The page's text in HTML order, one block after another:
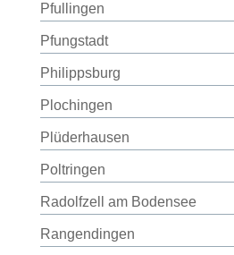
Pfullingen
Pfungstadt
Philippsburg
Plochingen
Plüderhausen
Poltringen
Radolfzell am Bodensee
Rangendingen